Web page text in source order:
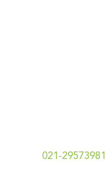
021-29573981